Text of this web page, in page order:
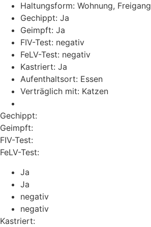
Haltungsform: Wohnung, Freigang
Gechippt: Ja
Geimpft: Ja
FIV-Test: negativ
FeLV-Test: negativ
Kastriert: Ja
Aufenthaltsort: Essen
Verträglich mit: Katzen
Gechippt:
Geimpft:
FIV-Test:
FeLV-Test:
Ja
Ja
negativ
negativ
Kastriert: